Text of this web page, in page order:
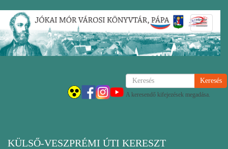
Ugrás
tartalomra
Keresés
A keresendő kifejezések megadása.
KÜLSŐ-VESZPRÉMI ÚTI KERESZT